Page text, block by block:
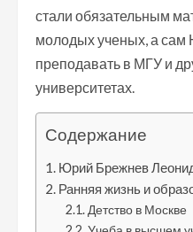
стали обязательным
молодых ученых, а
преподавать в МГУ и
университетах.
Содержание
Юрий Брежнев
Ранняя жизнь и
Детство в Москве